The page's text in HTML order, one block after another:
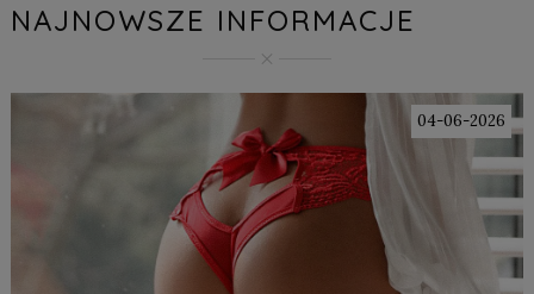
NAJNOWSZE INFORMACJE
04-06-2026